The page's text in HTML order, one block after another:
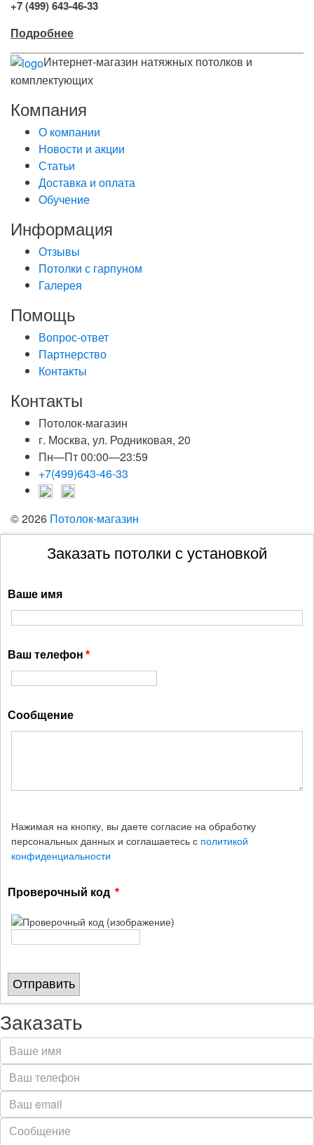
+7 (499) 643-46-33
Подробнее
Интернет-магазин натяжных потолков и
комплектующих
Компания
О компании
Новости и акции
Статьи
Доставка и оплата
Обучение
Информация
Отзывы
Потолки с гарпуном
Галерея
Помощь
Вопрос-ответ
Партнерство
Контакты
Контакты
Потолок-магазин
г. Москва, ул. Родниковая, 20
Пн—Пт 00:00—23:59
+7(499)643-46-33
© 2026 Потолок-магазин
Заказать потолки с установкой
Ваше имя
Ваш телефон
Сообщение
Нажимая на кнопку, вы даете согласие на обработку
персональных данных и соглашаетесь с политикой
конфиденциальности
Проверочный код
Отправить
Заказать